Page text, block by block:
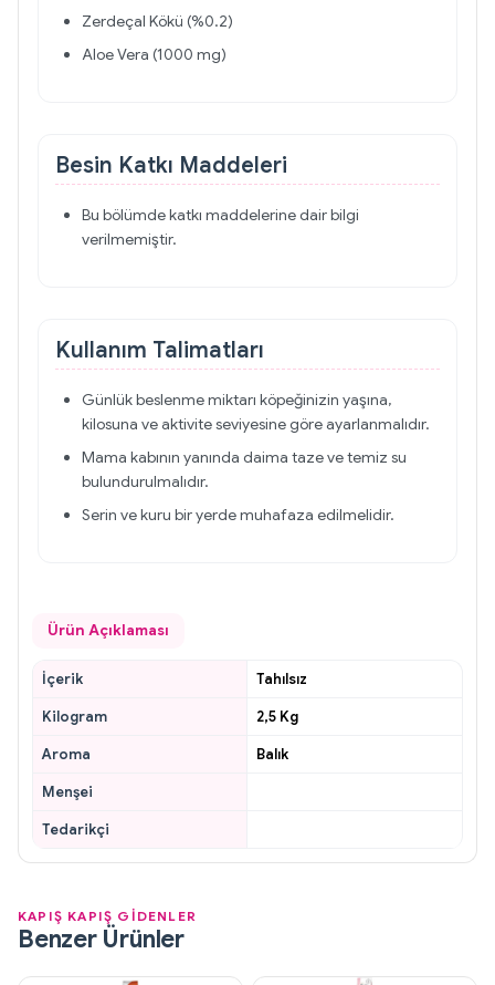
Zerdeçal Kökü (%0.2)
Aloe Vera (1000 mg)
Besin Katkı Maddeleri
Bu bölümde katkı maddelerine dair bilgi
verilmemiştir.
Kullanım Talimatları
Günlük beslenme miktarı köpeğinizin yaşına,
kilosuna ve aktivite seviyesine göre ayarlanmalıdır.
Mama kabının yanında daima taze ve temiz su
bulundurulmalıdır.
Serin ve kuru bir yerde muhafaza edilmelidir.
Ürün Açıklaması
İçerik
Tahılsız
Kilogram
2,5 Kg
Aroma
Balık
Menşei
Tedarikçi
KAPIŞ KAPIŞ GİDENLER
Benzer Ürünler